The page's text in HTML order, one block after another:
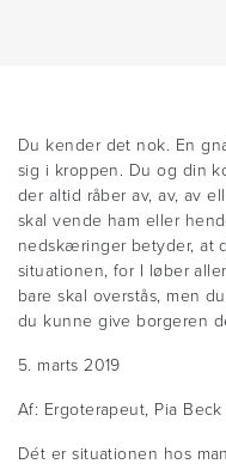
Du kender det nok. En
sig i kroppen. Du og din
der altid råber av, av, av
skal vende ham eller
nedskæringer betyder, at
situationen, for I løber
bare skal overstås, men
du kunne give borgeren
5. marts 2019
Af: Ergoterapeut, Pia Beck
Dét er situationen hos